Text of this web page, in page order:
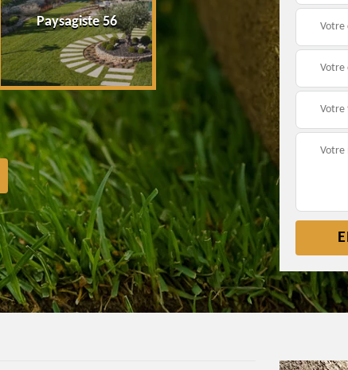
Paysagiste 56 Taille de haie 56